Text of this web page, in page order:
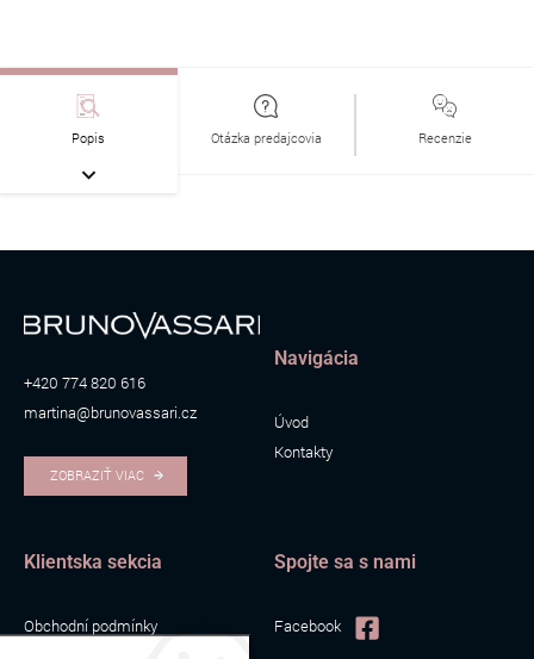
Popis Otázka predajcovia Recenzie
+420 774 820 616
martina@brunovassari.cz
ZOBRAZIŤ VIAC
Navigácia
Úvod
Kontakty
Klientska sekcia
Obchodní podmínky
Spojte sa s nami
Facebook